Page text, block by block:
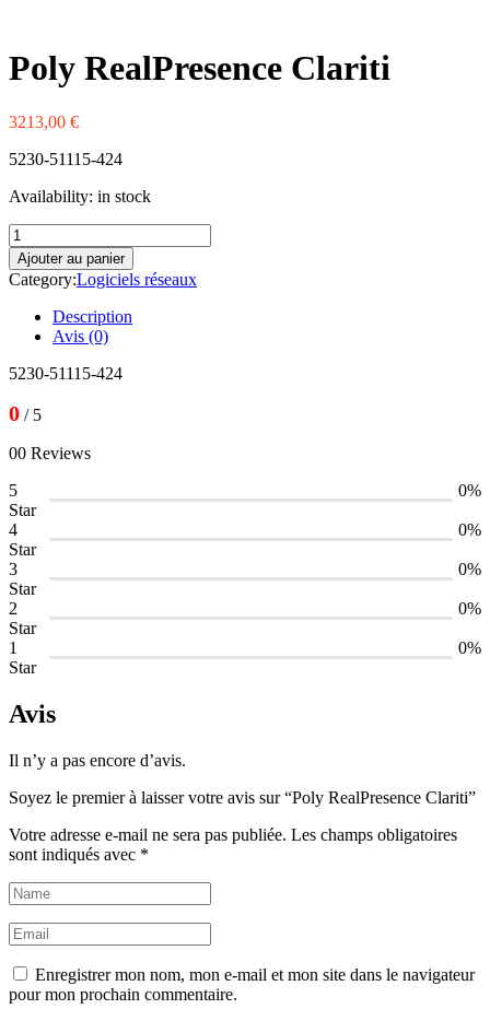
Poly RealPresence Clariti
3213,00 €
5230-51115-424
Availability: in stock
quantité
de
Poly
RealPresence
Clariti
Ajouter au panier
Category:Logiciels réseaux
Description
Avis (0)
5230-51115-424
0 / 5
00 Reviews
5
Star
0%
4
Star
0%
3
Star
0%
2
Star
0%
1
Star
0%
Avis
Il n’y a pas encore d’avis.
Soyez le premier à laisser votre avis sur “Poly RealPresence Clariti”
Votre adresse e-mail ne sera pas publiée. Les champs obligatoires
sont indiqués avec *
Enregistrer mon nom, mon e-mail et mon site dans le navigateur
pour mon prochain commentaire.